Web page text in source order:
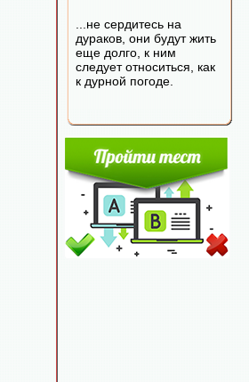
...не сердитесь на
дураков, они будут жить
еще долго, к ним
следует относиться, как
к дурной погоде.